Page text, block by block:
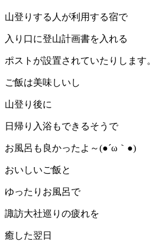
山登りする人が利用する宿で
入り口に登山計画書を入れる
ポストが設置されていたりします。
ご飯は美味しいし
山登り後に
日帰り入浴もできるそうで
お風呂も良かったよ～(●´ω｀●)
おいしいご飯と
ゆったりお風呂で
諏訪大社巡りの疲れを
癒した翌日